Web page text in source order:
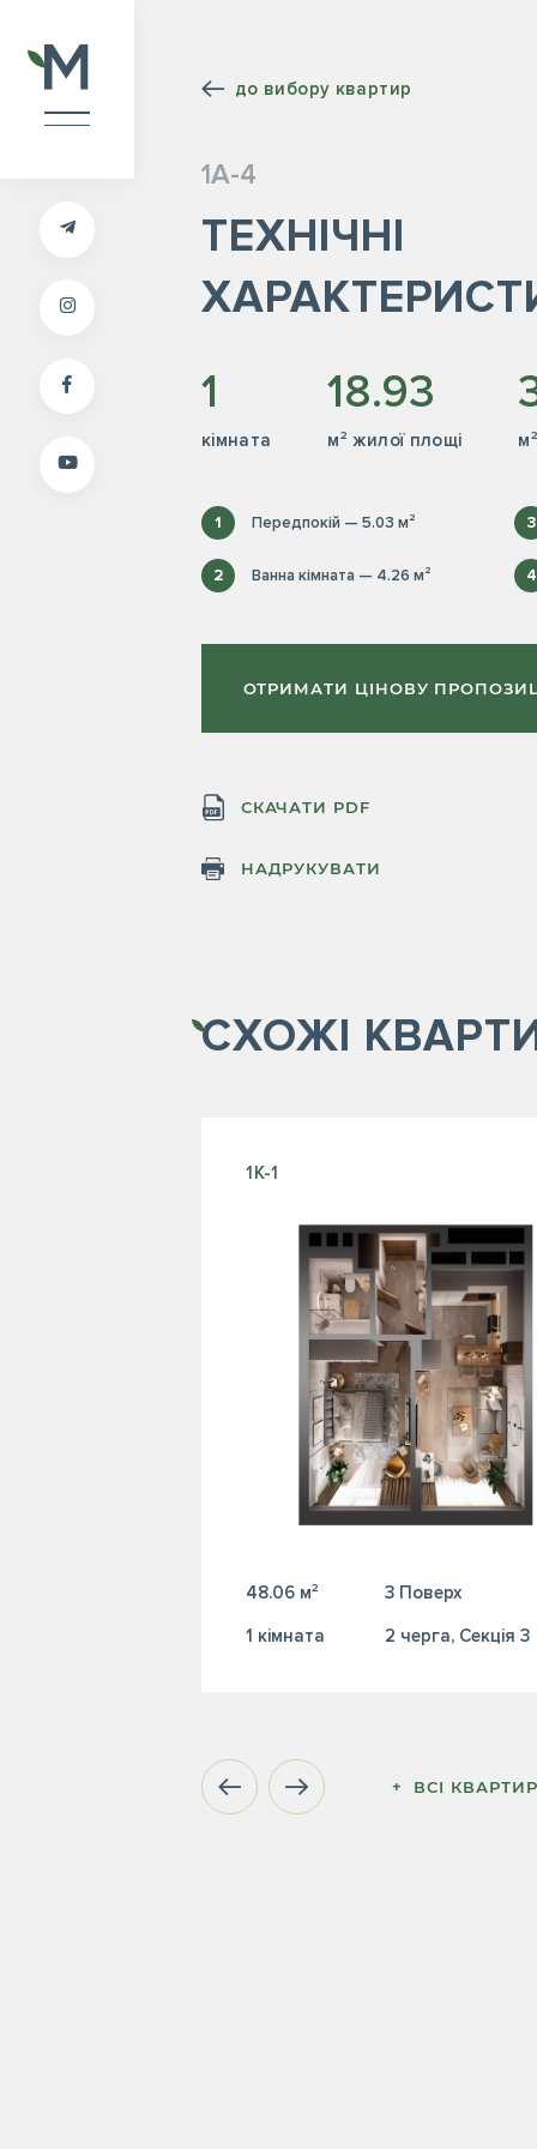
до вибору квартир
1А-4
ТЕХНІЧНІ
1
кiмната
18.93
м² жилої площі
1 Передпокій — 5.03 м²
2 Ванна кімната — 4.26 м²
3
4
ОТРИМАТИ ЦІНОВУ
СКАЧАТИ PDF
НАДРУКУВАТИ
СХОЖІ
1К-1
48.06 м² 3 Поверх
1 кiмната 2 черга, Секція 3
+  ВСІ